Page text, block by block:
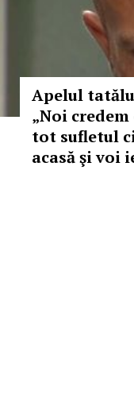
Apelul
„Noi
tot sufletul
acasă şi voi